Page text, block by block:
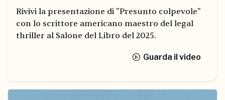
Rivivi la presentazione di "Presunto colpevole"
con lo scrittore americano maestro del legal
thriller al Salone del Libro del 2025.
Guarda il video